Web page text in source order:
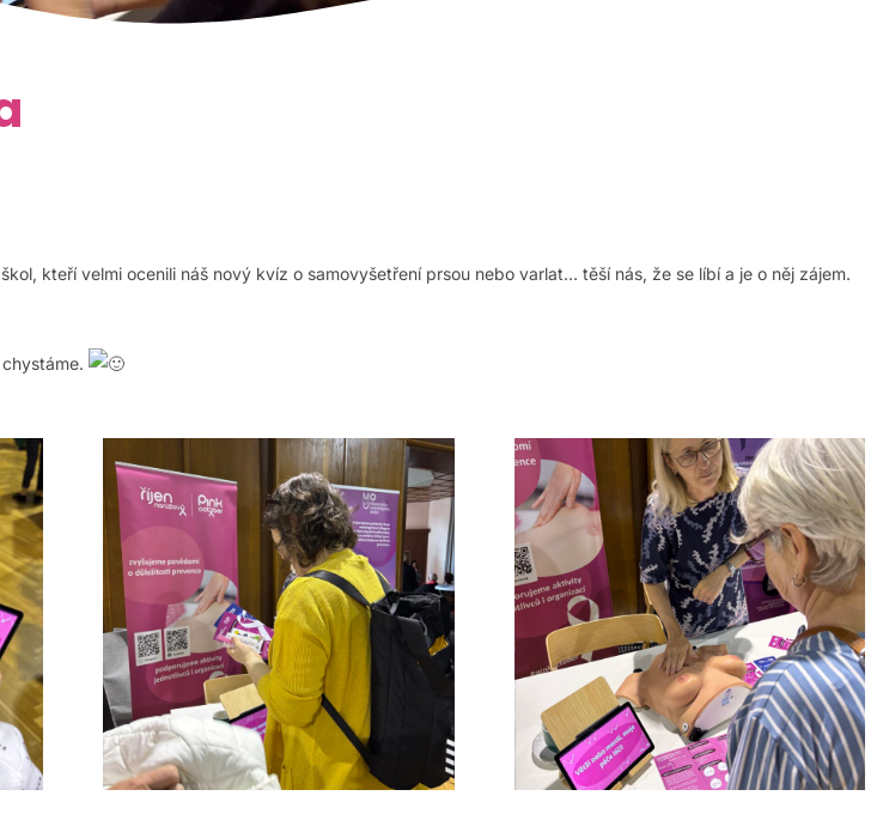
kteří velmi ocenili náš nový kvíz o samovyšetření prsou nebo varlat… těší nás, že se líbí a je o něj zájem.